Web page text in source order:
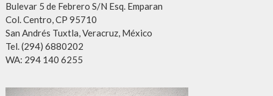
Bulevar 5 de Febrero S/N Esq. Emparan
Col. Centro, CP 95710
San Andrés Tuxtla, Veracruz, México
Tel. (294) 6880202
WA: 294 140 6255